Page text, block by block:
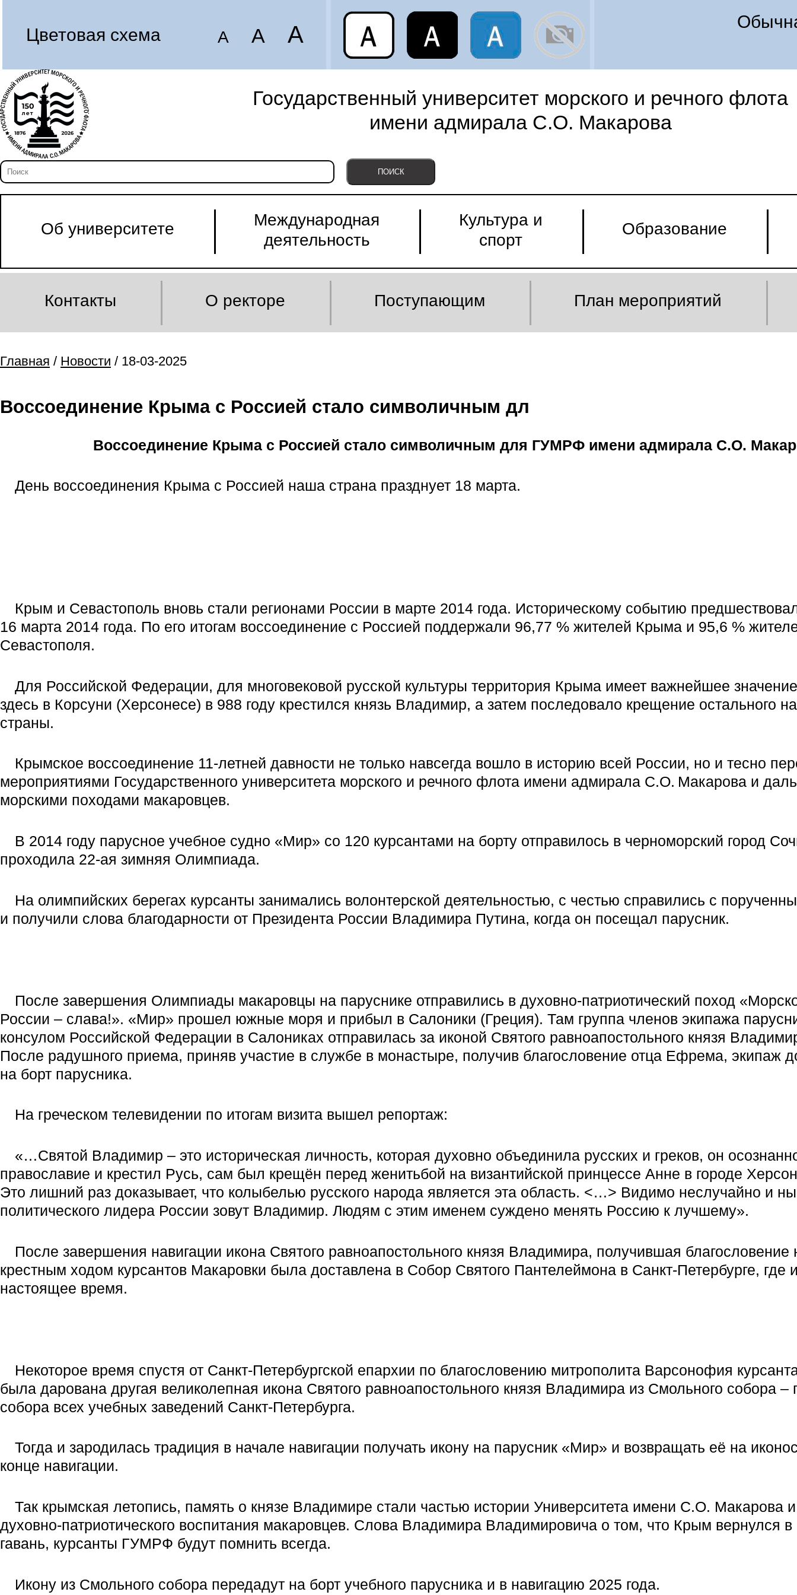
Цветовая схема A A A
Государственный университет морского и речного флота
имени адмирала С.О. Макарова
Об университете
Международная
деятельность
Культура и
спорт
Образование
Контакты О ректоре Поступающим План мероприятий
Главная / Новости / 18-03-2025
Воссоединение Крыма с Россией стало символичным дл
Воссоединение Крыма с Россией стало символичным для ГУМРФ имени адмирала С.О.
День воссоединения Крыма с Россией наша страна празднует 18 марта.
Крым и Севастополь вновь стали регионами России в марте 2014 года. Историческому событию
16 марта 2014 года. По его итогам воссоединение с Россией поддержали 96,77 % жителей Крыма и 95,6 %
Севастополя.
Для Российской Федерации, для многовековой русской культуры территория Крыма имеет важнейшее
здесь в Корсуни (Херсонесе) в 988 году крестился князь Владимир, а затем последовало крещение остального
страны.
Крымское воссоединение 11-летней давности не только навсегда вошло в историю всей России, но и тесно
мероприятиями Государственного университета морского и речного флота имени адмирала С.О. Макарова и
морскими походами макаровцев.
В 2014 году парусное учебное судно «Мир» со 120 курсантами на борту отправилось в черноморский город
проходила 22-ая зимняя Олимпиада.
На олимпийских берегах курсанты занимались волонтерской деятельностью, с честью справились с
и получили слова благодарности от Президента России Владимира Путина, когда он посещал парусник.
После завершения Олимпиады макаровцы на паруснике отправились в духовно-патриотический поход
России – слава!». «Мир» прошел южные моря и прибыл в Салоники (Греция). Там группа членов экипажа
консулом Российской Федерации в Салониках отправилась за иконой Святого равноапостольного князя
После радушного приема, приняв участие в службе в монастыре, получив благословение отца Ефрема, экипаж
на борт парусника.
На греческом телевидении по итогам визита вышел репортаж:
«…Святой Владимир – это историческая личность, которая духовно объединила русских и греков, он
православие и крестил Русь, сам был крещён перед женитьбой на византийской принцессе Анне в городе
Это лишний раз доказывает, что колыбелью русского народа является эта область. <…> Видимо неслучайно и
политического лидера России зовут Владимир. Людям с этим именем суждено менять Россию к лучшему».
После завершения навигации икона Святого равноапостольного князя Владимира, получившая
крестным ходом курсантов Макаровки была доставлена в Собор Святого Пантелеймона в Санкт-Петербурге, где
настоящее время.
Некоторое время спустя от Санкт-Петербургской епархии по благословению митрополита Варсонофия
была дарована другая великолепная икона Святого равноапостольного князя Владимира из Смольного собора –
собора всех учебных заведений Санкт-Петербурга.
Тогда и зародилась традиция в начале навигации получать икону на парусник «Мир» и возвращать её на
конце навигации.
Так крымская летопись, память о князе Владимире стали частью истории Университета имени С.О. Макарова
духовно-патриотического воспитания макаровцев. Слова Владимира Владимировича о том, что Крым вернулся
гавань, курсанты ГУМРФ будут помнить всегда.
Икону из Смольного собора передадут на борт учебного парусника и в навигацию 2025 года.